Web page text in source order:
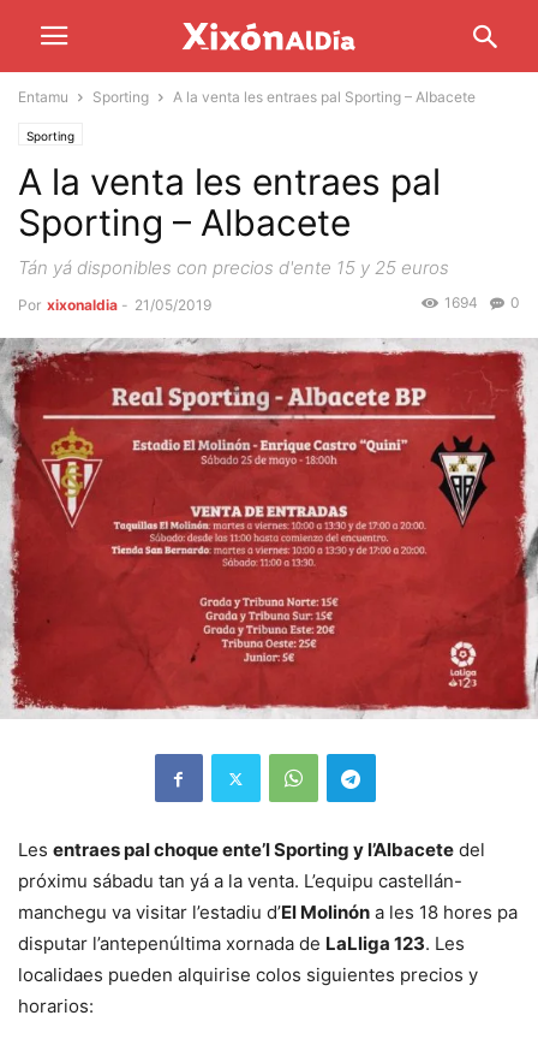
Entamu Sporting A la venta les entraes pal Sporting – Albacete
Sporting
A la venta les entraes pal
Sporting – Albacete
Tán yá disponibles con precios d'ente 15 y 25 euros
Por xixonaldia - 21/05/2019 0
1694
Les entraes pal choque ente’l Sporting y l’Albacete del
próximu sábadu tan yá a la venta. L’equipu castellán-
manchegu va visitar l’estadiu d’El Molinón a les 18 hores pa
disputar l’antepenúltima xornada de LaLliga 123. Les
localidaes pueden alquirise colos siguientes precios y
horarios: